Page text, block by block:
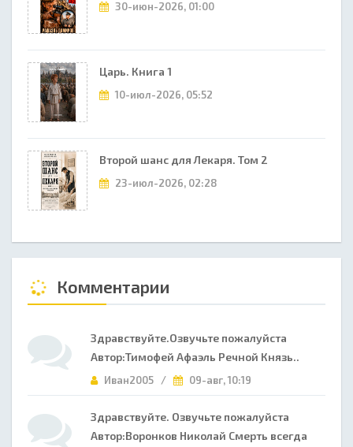
30-июн-2026, 01:00
Царь. Книга 1
10-июл-2026, 05:52
Второй шанс для Лекаря. Том 2
23-июл-2026, 02:28
Комментарии
Здравствуйте.Озвучьте пожалуйста
Автор:Тимофей Афаэль Речной Князь..
Иван2005 / 09-авг, 10:19
Здравствуйте. Озвучьте пожалуйста
Автор:Воронков Николай Смерть всегда